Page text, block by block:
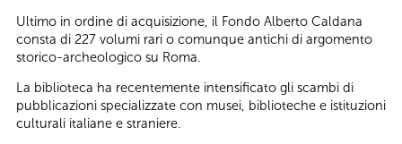
Ultimo in ordine di acquisizione, il Fondo Alberto Caldana
consta di 227 volumi rari o comunque antichi di argomento
storico-archeologico su Roma.
La biblioteca ha recentemente intensificato gli scambi di
pubblicazioni specializzate con musei, biblioteche e istituzioni
culturali italiane e straniere.